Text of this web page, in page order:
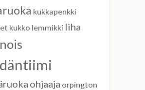
kukkapenkki
kukko lemmikki liha
ohjaaja orpington